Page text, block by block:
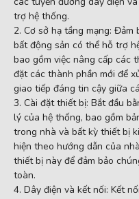
trợ hệ thống.
Cơ sở hạ tầng mạng: Đảm
bất động sản có thể hỗ trợ
bao gồm việc nâng cấp các
đặt các thành phần mới để
giao tiếp đáng tin cậy giữa
Cài đặt thiết bị: Bắt đầu
lý của hệ thống, bao gồm
trong nhà và bất kỳ thiết bị
hiện theo hướng dẫn của
thiết bị này để đảm bảo
toàn.
Dây điện và kết nối: Kết